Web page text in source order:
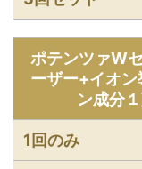
ポテンツァW
ーザー+イオ
ン成分
1回のみ